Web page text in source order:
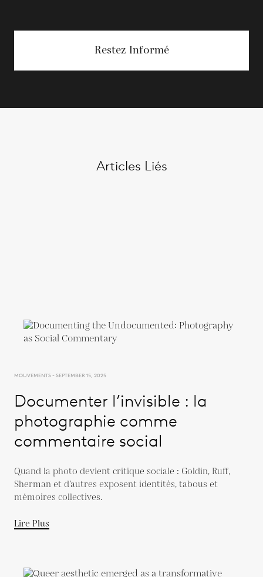
Restez Informé
Articles Liés
MOUVEMENTS - SEPTEMBER 15, 2025
Documenter l’invisible : la
photographie comme
commentaire social
Quand la photo devient critique sociale : Goldin, Ruff,
Sherman et d’autres exposent identités, tabous et
mémoires collectives.
Lire Plus